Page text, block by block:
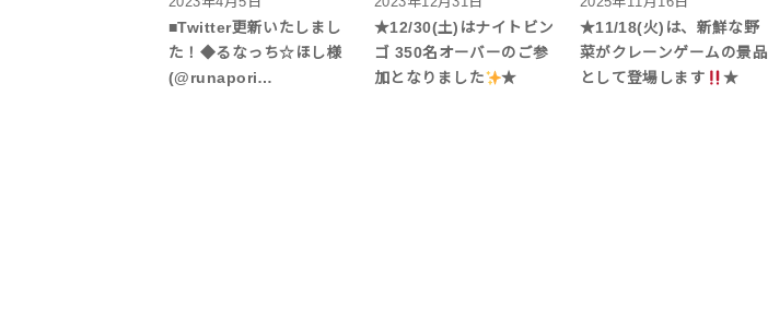
■Twitter更新いたしまし
た！◆るなっち☆ほし様
(@runapori…
★12/30(土)はナイトビン
ゴ 350名オーバーのご参
加となりました
★
★11/18(火)は、新鮮な野
菜がクレーンゲームの景品
として登場します
★